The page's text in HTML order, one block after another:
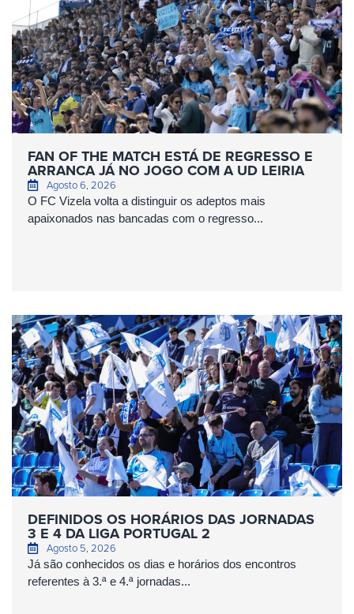
FAN OF THE MATCH ESTÁ DE REGRESSO E
ARRANCA JÁ NO JOGO COM A UD LEIRIA
Agosto 6, 2026
O FC Vizela volta a distinguir os adeptos mais
apaixonados nas bancadas com o regresso...
DEFINIDOS OS HORÁRIOS DAS JORNADAS
3 E 4 DA LIGA PORTUGAL 2
Agosto 5, 2026
Já são conhecidos os dias e horários dos encontros
referentes à 3.ª e 4.ª jornadas...